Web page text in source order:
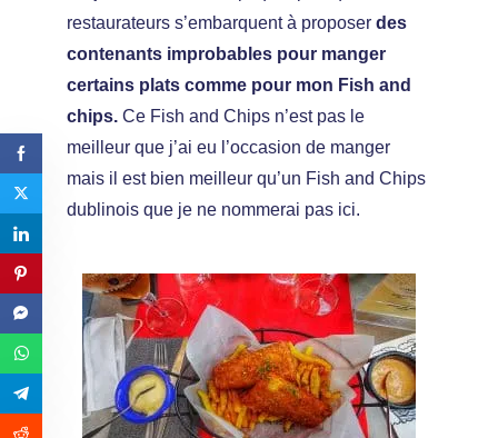
restaurateurs s’embarquent à proposer des
contenants improbables pour manger
certains plats comme pour mon Fish and
chips. Ce Fish and Chips n’est pas le
meilleur que j’ai eu l’occasion de manger
mais il est bien meilleur qu’un Fish and Chips
dublinois que je ne nommerai pas ici.